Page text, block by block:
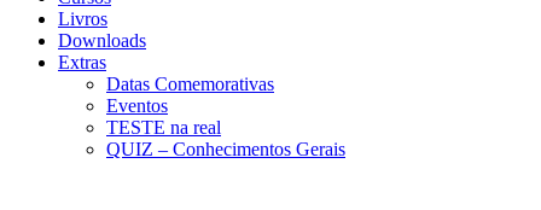
Livros
Downloads
Extras
Datas Comemorativas
Eventos
TESTE na real
QUIZ – Conhecimentos Gerais